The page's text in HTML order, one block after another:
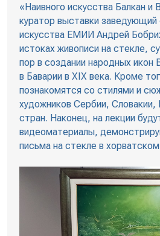
«Наивного искусства Балкан и
куратор выставки заведующий
искусства ЕМИИ Андрей
истоках живописи на стекле,
пор в создании народных икон
в Баварии в XIX века. Кроме
познакомятся со стилями и
художников Сербии, Словакии,
стран. Наконец, на лекции
видеоматериалы,
письма на стекле в